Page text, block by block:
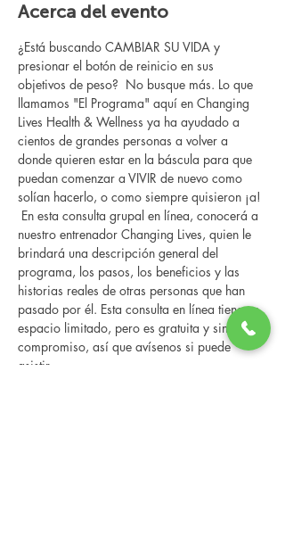
Acerca del evento
¿Está buscando CAMBIAR SU VIDA y
presionar el botón de reinicio en sus
objetivos de peso?  No busque más. Lo que
llamamos "El Programa" aquí en Changing
Lives Health & Wellness ya ha ayudado a
cientos de grandes personas a volver a
donde quieren estar en la báscula para que
puedan comenzar a VIVIR de nuevo como
solían hacerlo, o como siempre quisieron ¡a!
En esta consulta grupal en línea, conocerá a
nuestro entrenador Changing Lives, quien le
brindará una descripción general del
programa, los pasos, los beneficios y las
historias reales de otras personas que han
pasado por él. Esta consulta en línea tiene un
espacio limitado, pero es gratuita y sin
compromiso, así que avísenos si puede
asistir.